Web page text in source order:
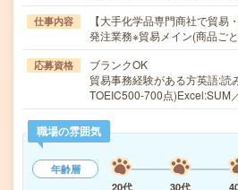
仕事内容
【大手化学品専門商社で貿易
発注業務※貿易メイン(商品ご
応募資格
ブランクOK
貿易事務経験がある方英語:読
TOEIC500-700点)Excel:SUM
職場の雰囲気
年齢層
20代
30代